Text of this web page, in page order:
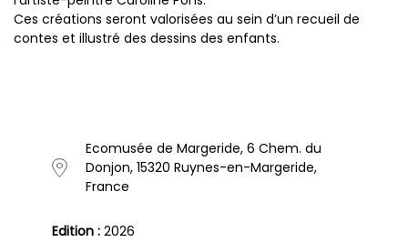
Ces créations seront valorisées au sein d’un recueil de
contes et illustré des dessins des enfants.
Ecomusée de Margeride, 6 Chem. du
Donjon, 15320 Ruynes-en-Margeride,
France
Edition : 2026